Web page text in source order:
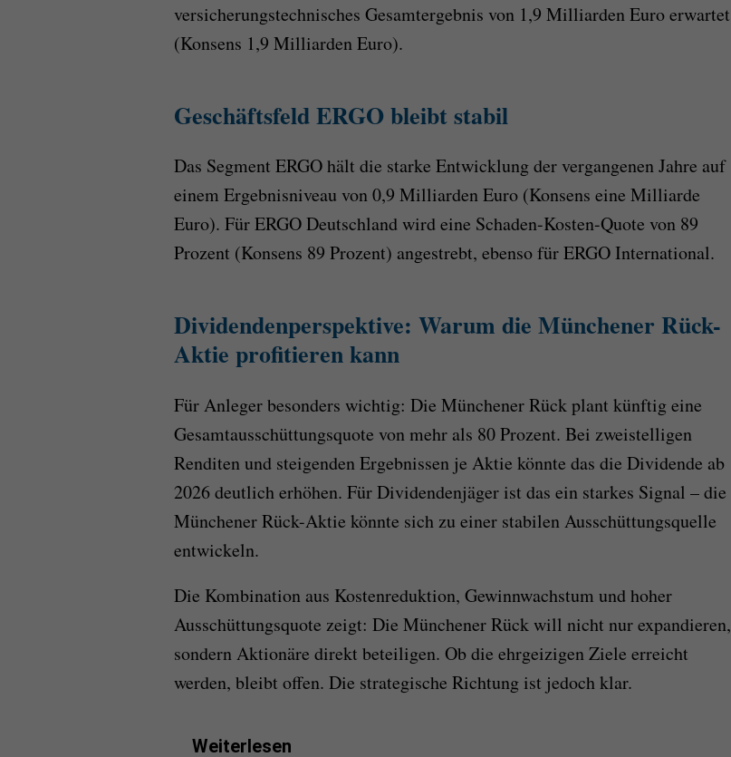
versicherungstechnisches Gesamtergebnis von 1,9 Milliarden Euro erwartet
(Konsens 1,9 Milliarden Euro).
Geschäftsfeld ERGO bleibt stabil
Das Segment ERGO hält die starke Entwicklung der vergangenen Jahre auf
einem Ergebnisniveau von 0,9 Milliarden Euro (Konsens eine Milliarde
Euro). Für ERGO Deutschland wird eine Schaden-Kosten-Quote von 89
Prozent (Konsens 89 Prozent) angestrebt, ebenso für ERGO International.
Dividendenperspektive: Warum die Münchener Rück-
Aktie profitieren kann
Für Anleger besonders wichtig: Die Münchener Rück plant künftig eine
Gesamtausschüttungsquote von mehr als 80 Prozent. Bei zweistelligen
Renditen und steigenden Ergebnissen je Aktie könnte das die Dividende ab
2026 deutlich erhöhen. Für Dividendenjäger ist das ein starkes Signal – die
Münchener Rück-Aktie könnte sich zu einer stabilen Ausschüttungsquelle
entwickeln.
Die Kombination aus Kostenreduktion, Gewinnwachstum und hoher
Ausschüttungsquote zeigt: Die Münchener Rück will nicht nur expandieren,
sondern Aktionäre direkt beteiligen. Ob die ehrgeizigen Ziele erreicht
werden, bleibt offen. Die strategische Richtung ist jedoch klar.
Weiterlesen